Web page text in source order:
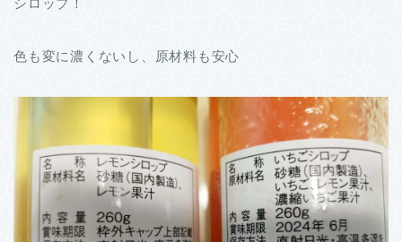
シロップ！
色も変に濃くないし、原材料も安心